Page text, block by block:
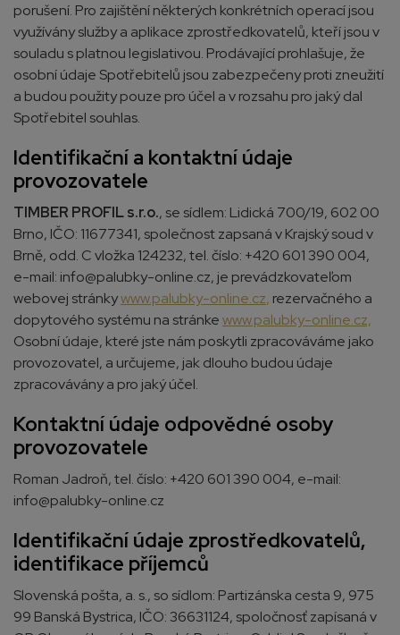
porušení. Pro zajištění některých konkrétních operací jsou
využívány služby a aplikace zprostředkovatelů, kteří jsou v
souladu s platnou legislativou. Prodávající prohlašuje, že
osobní údaje Spotřebitelů jsou zabezpečeny proti zneužití
a budou použity pouze pro účel a v rozsahu pro jaký dal
Spotřebitel souhlas.
Identifikační a kontaktní údaje
provozovatele
TIMBER PROFIL s.r.o., se sídlem: Lidická 700/19, 602 00
Brno, IČO: 11677341, společnost zapsaná v Krajský soud v
Brně, odd. C vložka 124232, tel. číslo: +420 601 390 004,
e-mail: info@palubky-online.cz, je prevádzkovateľom
webovej stránkywww.palubky-online.cz, rezervačného a
dopytového systému na stránkewww.palubky-online.cz,
Osobní údaje, které jste nám poskytli zpracováváme jako
provozovatel, a určujeme, jak dlouho budou údaje
zpracovávány a pro jaký účel.
Kontaktní údaje odpovědné osoby
provozovatele
Roman Jadroň, tel. číslo: +420 601 390 004, e-mail:
info@palubky-online.cz
Identifikační údaje zprostředkovatelů,
identifikace příjemců
Slovenská pošta, a. s., so sídlom: Partizánska cesta 9, 975
99 Banská Bystrica, IČO: 36631124, spoločnosť zapísaná v